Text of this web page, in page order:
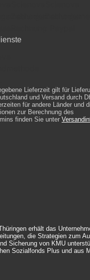
Lieferzeit gilt für
und Versand durch
für andere Länder und
zur Berechnung des
finden Sie unter
erhält das
die Strategien zum
Sicherung von KMU
Sozialfonds Plus und aus